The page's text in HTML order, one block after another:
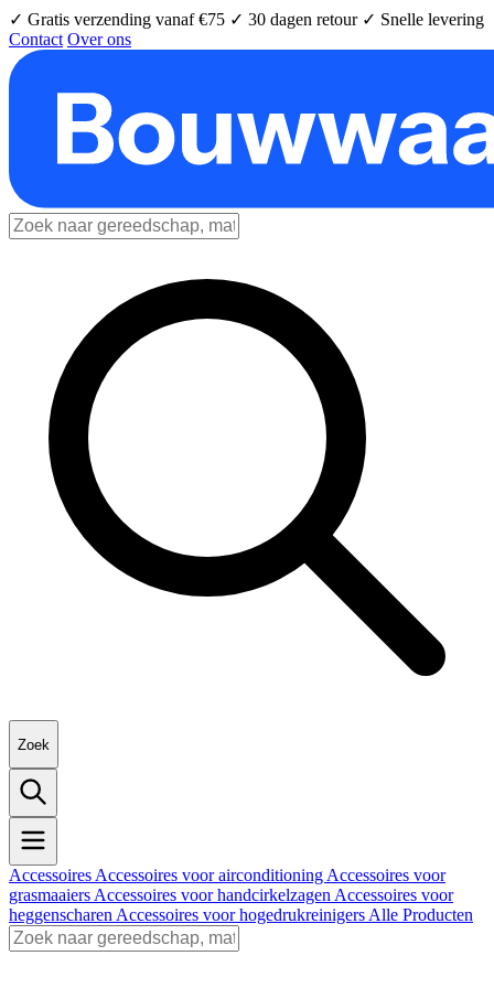
✓ Gratis verzending vanaf €75 ✓ 30 dagen retour ✓ Snelle levering
Contact Over ons
Zoek
Accessoires Accessoires voor airconditioning Accessoires voor
grasmaaiers Accessoires voor handcirkelzagen Accessoires voor
heggenscharen Accessoires voor hogedrukreinigers Alle Producten